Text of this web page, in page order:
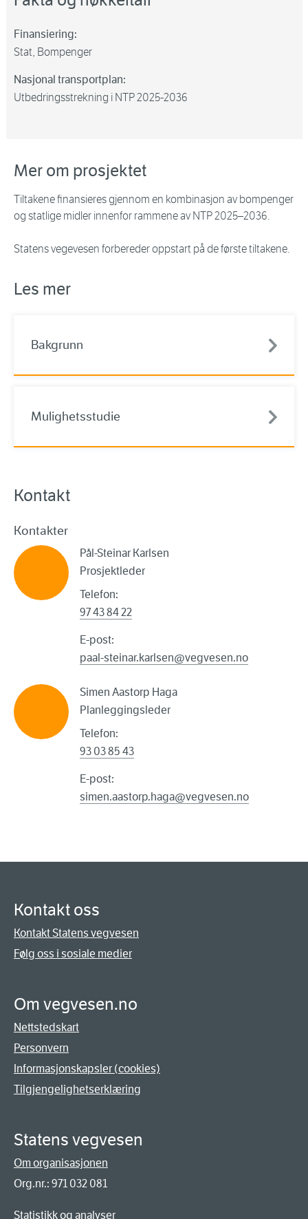
Finansiering:
Stat, Bompenger
Nasjonal transportplan:
Utbedringsstrekning i NTP 2025-2036
Mer om prosjektet
Tiltakene finansieres gjennom en kombinasjon av bompenger
og statlige midler innenfor rammene av NTP 2025–2036.
Statens vegevesen forbereder oppstart på de første tiltakene.
Les mer
Bakgrunn
Mulighetsstudie
Kontakt
Kontakter
Pål-Steinar Karlsen
Prosjektleder
Telefon:
97 43 84 22
E-post:
paal-steinar.karlsen@vegvesen.no
Simen Aastorp Haga
Planleggingsleder
Telefon:
93 03 85 43
E-post:
simen.aastorp.haga@vegvesen.no
Kontakt oss
Kontakt Statens vegvesen
Følg oss i sosiale medier
Om vegvesen.no
Nettstedskart
Personvern
Informasjonskapsler (cookies)
Tilgjengelighetserklæring
Statens vegvesen
Om organisasjonen
Org.nr.: 971 032 081
Statistikk og analyser